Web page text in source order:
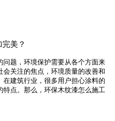
美？
题，环境保护需要从各个方面来
会关注的焦点，环境质量的改善和
在建筑行业，很多用户担心涂料的
特点。那么，环保木纹漆怎么施工